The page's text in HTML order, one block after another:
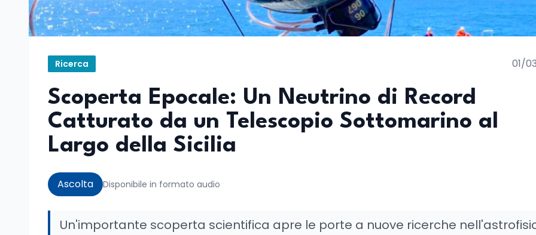
Ricerca 01/
Scoperta Epocale: Un Neutrino di Record
Catturato da un Telescopio Sottomarino al
Largo della Sicilia
Ascolta Disponibile in formato audio
Un'importante scoperta scientifica apre le porte a nuove ricerche